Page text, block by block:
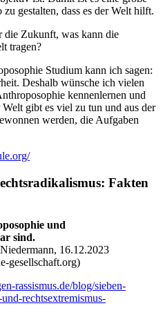
gestalten, dass es der Welt hilft.
die Zukunft, was kann die
tragen?
Studium kann ich sagen:
Deshalb wünsche ich vielen
kennenlernen und
gibt es viel zu tun und aus der
werden, die Aufgaben
Fakten
und
sind.
16.12.2023
gesellschaft.org)
rassismus.de/blog/sieben-
rechtsextremismus-